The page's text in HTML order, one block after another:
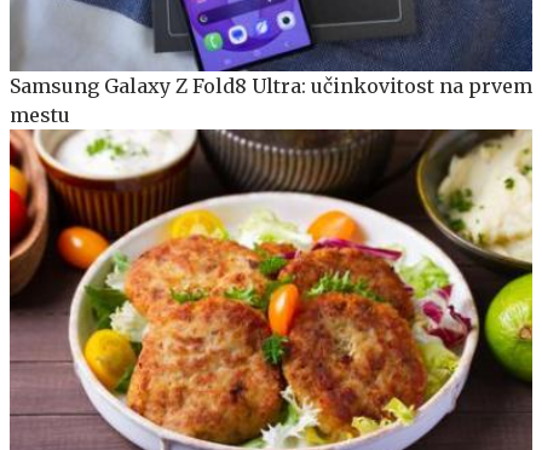
Samsung Galaxy Z Fold8 Ultra: učinkovitost na prvem
mestu